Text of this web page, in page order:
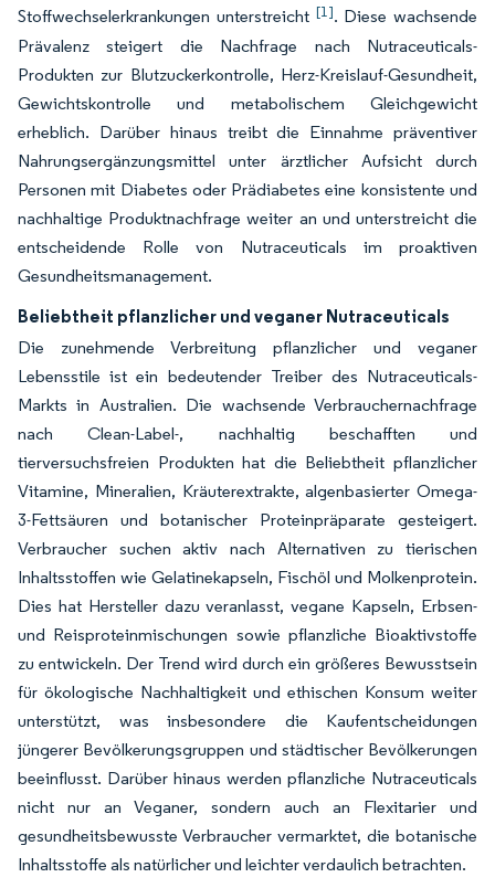
Stoffwechselerkrankungen unterstreicht [1]. Diese wachsende
Prävalenz steigert die Nachfrage nach Nutraceuticals-
Produkten zur Blutzuckerkontrolle, Herz-Kreislauf-Gesundheit,
Gewichtskontrolle und metabolischem Gleichgewicht
erheblich. Darüber hinaus treibt die Einnahme präventiver
Nahrungsergänzungsmittel unter ärztlicher Aufsicht durch
Personen mit Diabetes oder Prädiabetes eine konsistente und
nachhaltige Produktnachfrage weiter an und unterstreicht die
entscheidende Rolle von Nutraceuticals im proaktiven
Gesundheitsmanagement.
Beliebtheit pflanzlicher und veganer Nutraceuticals
Die zunehmende Verbreitung pflanzlicher und veganer
Lebensstile ist ein bedeutender Treiber des Nutraceuticals-
Markts in Australien. Die wachsende Verbrauchernachfrage
nach Clean-Label-, nachhaltig beschafften und
tierversuchsfreien Produkten hat die Beliebtheit pflanzlicher
Vitamine, Mineralien, Kräuterextrakte, algenbasierter Omega-
3-Fettsäuren und botanischer Proteinpräparate gesteigert.
Verbraucher suchen aktiv nach Alternativen zu tierischen
Inhaltsstoffen wie Gelatinekapseln, Fischöl und Molkenprotein.
Dies hat Hersteller dazu veranlasst, vegane Kapseln, Erbsen-
und Reisproteinmischungen sowie pflanzliche Bioaktivstoffe
zu entwickeln. Der Trend wird durch ein größeres Bewusstsein
für ökologische Nachhaltigkeit und ethischen Konsum weiter
unterstützt, was insbesondere die Kaufentscheidungen
jüngerer Bevölkerungsgruppen und städtischer Bevölkerungen
beeinflusst. Darüber hinaus werden pflanzliche Nutraceuticals
nicht nur an Veganer, sondern auch an Flexitarier und
gesundheitsbewusste Verbraucher vermarktet, die botanische
Inhaltsstoffe als natürlicher und leichter verdaulich betrachten.